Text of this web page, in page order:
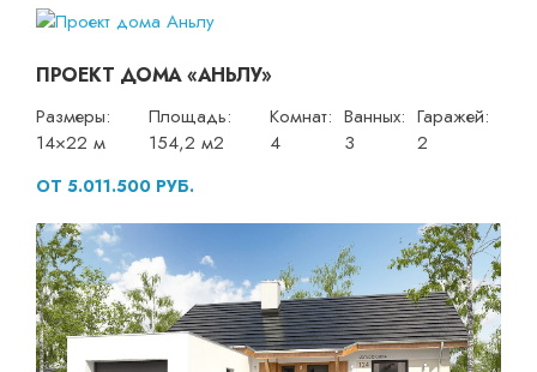
ПРОЕКТ ДОМА «АНЬЛУ»
Размеры:
14×22 м
Площадь:
154,2 м2
Комнат:
4
Ванных:
3
Гаражей:
2
ОТ 5.011.500 РУБ.